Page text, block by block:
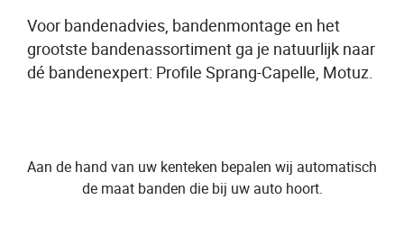
Voor bandenadvies, bandenmontage en het
grootste bandenassortiment ga je natuurlijk naar
dé bandenexpert: Profile Sprang-Capelle, Motuz.
Aan de hand van uw kenteken bepalen wij automatisch
de maat banden die bij uw auto hoort.